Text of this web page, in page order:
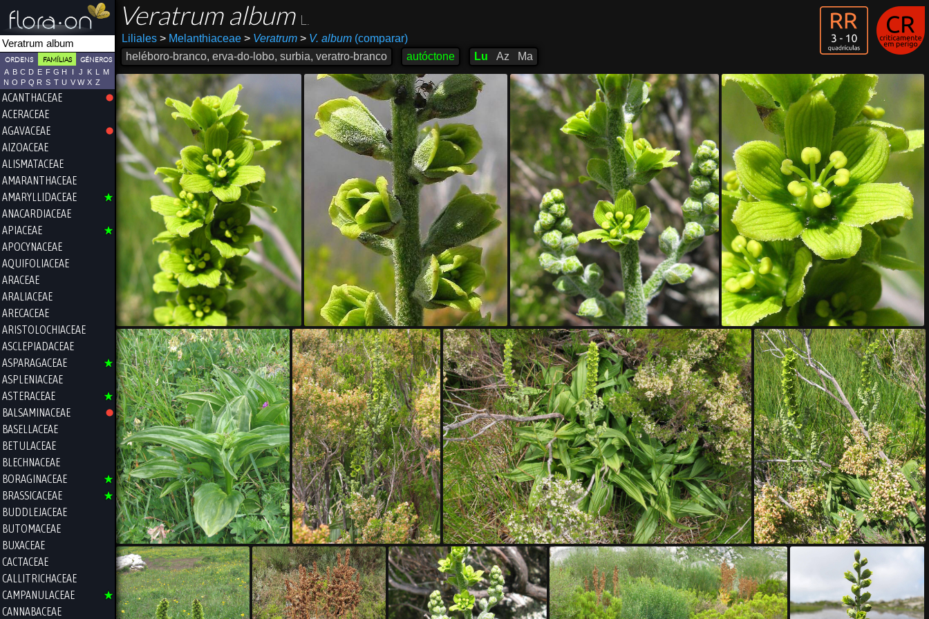
ORDENS FAMÍLIAS GÉNEROS
A B C D E F G H I J K L
M
N O P Q R S T U V W X Z
ACANTHACEAE
ACERACEAE
AGAVACEAE
AIZOACEAE
ALISMATACEAE
AMARANTHACEAE
AMARYLLIDACEAE
ANACARDIACEAE
APIACEAE
APOCYNACEAE
AQUIFOLIACEAE
ARACEAE
ARALIACEAE
ARECACEAE
ARISTOLOCHIACEAE
ASCLEPIADACEAE
ASPARAGACEAE
ASPLENIACEAE
ASTERACEAE
BALSAMINACEAE
BASELLACEAE
BETULACEAE
BLECHNACEAE
BORAGINACEAE
BRASSICACEAE
BUDDLEJACEAE
BUTOMACEAE
BUXACEAE
CACTACEAE
CALLITRICHACEAE
CAMPANULACEAE
CANNABACEAE
Veratrum album
Liliales >Melanthiaceae > Veratrum > V. album(comparar)
heléboro-branco, erva-do-lobo, surbia, veratro-branco
autóctone Lu Az Ma